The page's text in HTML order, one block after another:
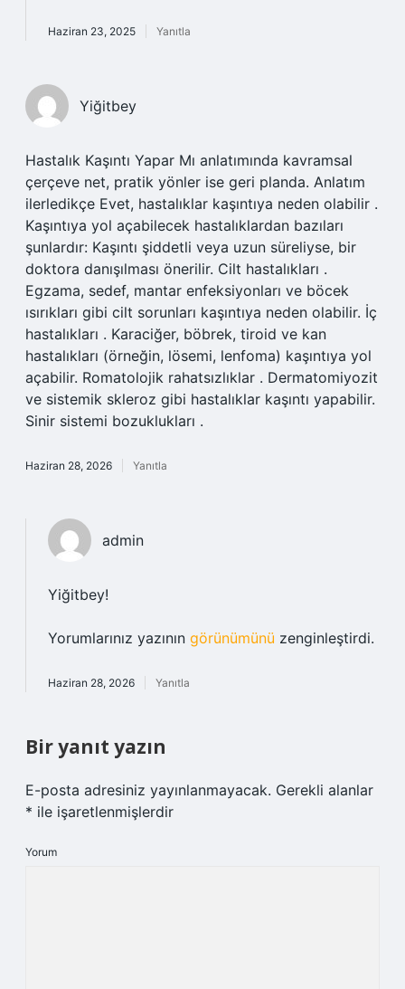
Haziran 23, 2025 Yanıtla
Yiğitbey
Hastalık Kaşıntı Yapar Mı anlatımında kavramsal
çerçeve net, pratik yönler ise geri planda. Anlatım
ilerledikçe Evet, hastalıklar kaşıntıya neden olabilir .
Kaşıntıya yol açabilecek hastalıklardan bazıları
şunlardır: Kaşıntı şiddetli veya uzun süreliyse, bir
doktora danışılması önerilir. Cilt hastalıkları .
Egzama, sedef, mantar enfeksiyonları ve böcek
ısırıkları gibi cilt sorunları kaşıntıya neden olabilir. İç
hastalıkları . Karaciğer, böbrek, tiroid ve kan
hastalıkları (örneğin, lösemi, lenfoma) kaşıntıya yol
açabilir. Romatolojik rahatsızlıklar . Dermatomiyozit
ve sistemik skleroz gibi hastalıklar kaşıntı yapabilir.
Sinir sistemi bozuklukları .
Haziran 28, 2026 Yanıtla
admin
Yiğitbey!
Yorumlarınız yazının görünümünü zenginleştirdi.
Haziran 28, 2026 Yanıtla
Bir yanıt yazın
E-posta adresiniz yayınlanmayacak. Gerekli alanlar
* ile işaretlenmişlerdir
Yorum